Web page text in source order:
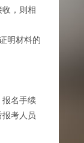
，则相
明材料的
报名手续
考人员